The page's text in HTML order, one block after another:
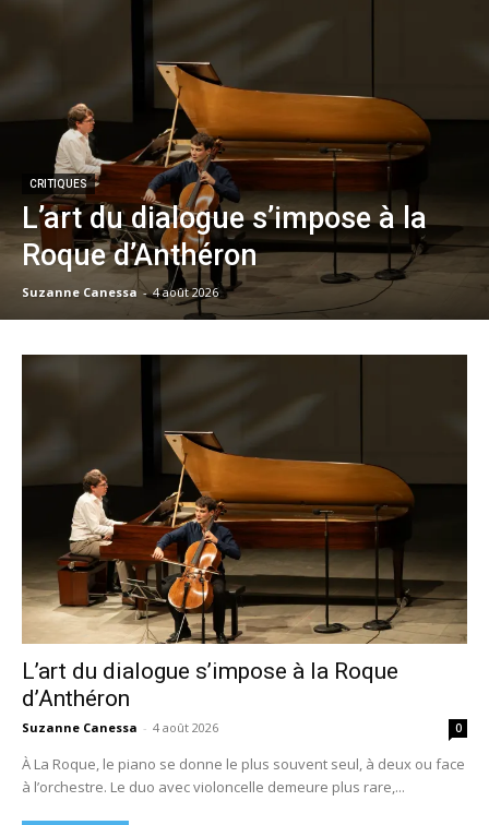
CRITIQUES
L’art du dialogue s’impose à la
Roque d’Anthéron
Suzanne Canessa - 4 août 2026
L’art du dialogue s’impose à la Roque
d’Anthéron
Suzanne Canessa - 4 août 2026 0
À La Roque, le piano se donne le plus souvent seul, à deux ou face
à l’orchestre. Le duo avec violoncelle demeure plus rare,...